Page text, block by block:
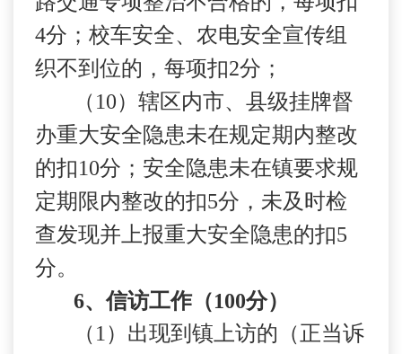
4分；校车安全、农电安全宣传组
织不到位的，每项扣2分；
（ 10）辖区内市、县级挂牌督
办重大安全隐患未在规定期内整改
的扣10分；安全隐患未在镇要求规
定期限内整改的扣5分，未及时检
查发现并上报重大安全隐患的扣5
分。
6、信访工作（100分）
（ 1 ）出现到镇上访的（正当诉